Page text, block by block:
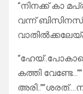
“നിനക്ക് കാ
വന്ന് ബിസിനസ്
കത്തി